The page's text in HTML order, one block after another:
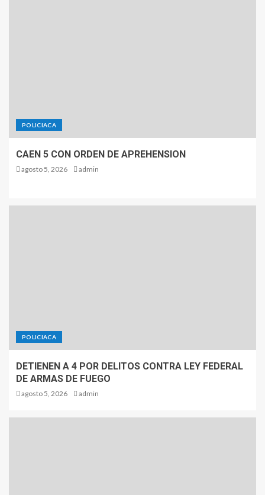
POLICIACA
CAEN 5 CON ORDEN DE APREHENSION
agosto 5, 2026 admin
POLICIACA
DETIENEN A 4 POR DELITOS CONTRA LEY FEDERAL
DE ARMAS DE FUEGO
agosto 5, 2026 admin